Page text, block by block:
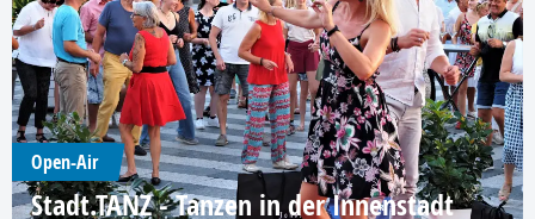
Open-Air
Stadt.TANZ - Tanzen in der Innenstadt